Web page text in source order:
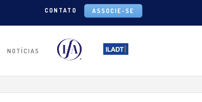
CONTATO ASSOCIE-SE
NOTÍCIAS